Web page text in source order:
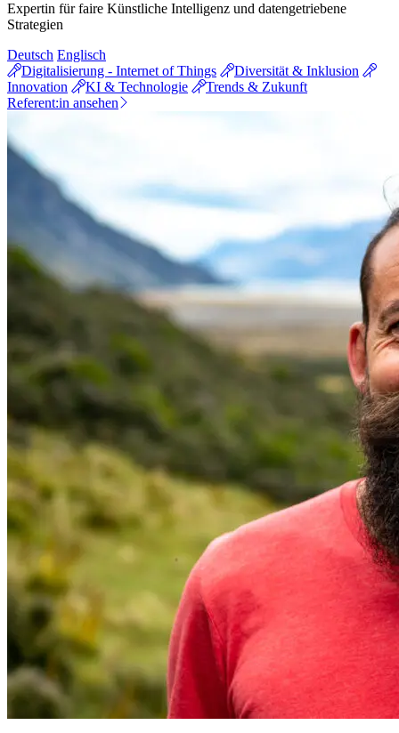
Expertin für faire Künstliche Intelligenz und datengetriebene
Strategien
Deutsch Englisch
Digitalisierung - Internet of Things
Diversität & Inklusion
Innovation
KI & Technologie
Trends & Zukunft
Referent:in ansehen